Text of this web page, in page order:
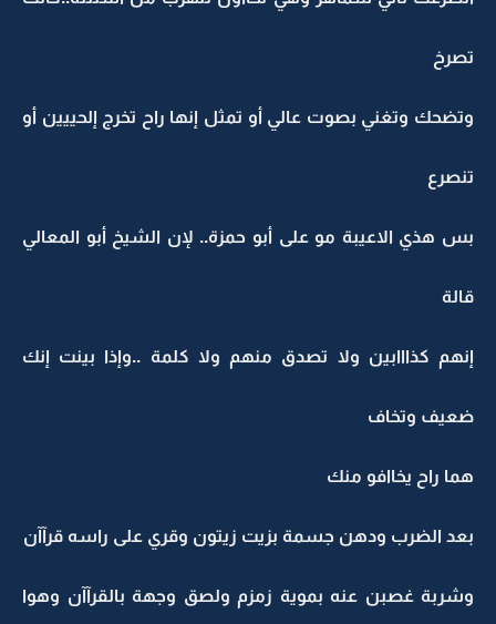
تصرخ
وتضحك وتغني بصوت عالي أو تمثل إنها راح تخرج إلحييين أو
تنصرع
بس هذي الاعيبة مو على أبو حمزة.. لإن الشيخ أبو المعالي
قالة
إنهم كذااابين ولا تصدق منهم ولا كلمة ..وإذا بينت إنك
ضعيف وتخاف
هما راح يخاافو منك
بعد الضرب ودهن جسمة بزيت زيتون وقري على راسه قرآآن
وشربة غصبن عنه بموية زمزم ولصق وجهة بالقرآآن وهوا